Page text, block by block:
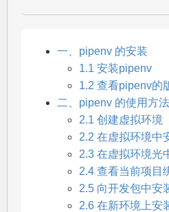
一、pipenv 的安装
1.1 安装pipenv
1.2 查看pipenv的
二、pipenv 的使用方法
2.1 创建虚拟环境
2.2 在虚拟环境中
2.3 在虚拟环境光
2.4 查看当前项目
2.5 向开发包中安
2.6 在新环境上安